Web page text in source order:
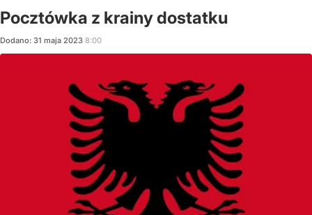
Pocztówka z krainy dostatku
Dodano: 31 maja 2023 8:00